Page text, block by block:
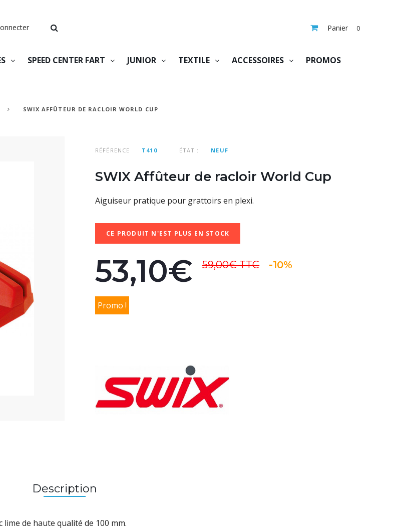
Panier 0
SPEED CENTER FART JUNIOR TEXTILE ACCESSOIRES PROMOS
SWIX AFFÛTEUR DE RACLOIR WORLD CUP
RÉFÉRENCE T410 ÉTAT : NEUF
SWIX Affûteur de racloir World Cup
Aiguiseur pratique pour grattoirs en plexi.
CE PRODUIT N'EST PLUS EN STOCK
53,10€ 59,00€TTC -10%
Promo !
Description
de haute qualité de 100 mm.